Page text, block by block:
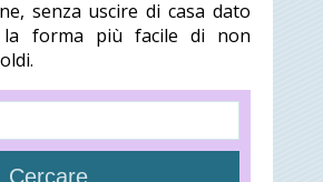
senza uscire di casa dato
la forma più facile di non